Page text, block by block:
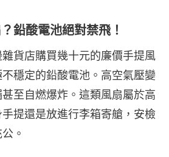
鉛酸電池絕對禁飛！
貨店購買幾十元的廉價手提風
穩定的鉛酸電池。高空氣壓變
至自燃爆炸。這類風扇屬於高
提還是放進行李箱寄艙，安檢
。